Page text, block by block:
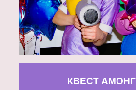
КВЕСТ